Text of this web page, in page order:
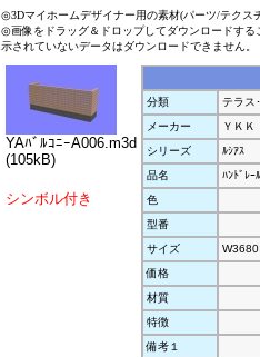
◎3Dマイホームデザイナー用の素材(パーツ/テクス
◎画像をドラッグ＆ドロップしてダウンロードす
示されていないデータはダウンロードできません。
YAﾊﾞﾙｺﾆｰA006.m3d
(105kB)
シンボル付き
分類
テラス
メーカー
ＹＫＫ
シリーズ
ﾙｼｱｽ
品名
ﾊﾝﾄﾞﾚｰ
色
型番
サイズ
価格
材質
特徴
備考１